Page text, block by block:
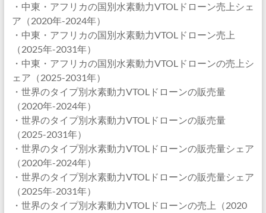
・中東・アフリカの国別水素動力VTOLドローン売上シェ
ア（2020年-2024年）
・中東・アフリカの国別水素動力VTOLドローン売上
（2025年-2031年）
・中東・アフリカの国別水素動力VTOLドローンの売上シ
ェア（2025-2031年）
・世界のタイプ別水素動力VTOLドローンの販売量
（2020年-2024年）
・世界のタイプ別水素動力VTOLドローンの販売量
（2025-2031年）
・世界のタイプ別水素動力VTOLドローンの販売量シェア
（2020年-2024年）
・世界のタイプ別水素動力VTOLドローンの販売量シェア
（2025年-2031年）
・世界のタイプ別水素動力VTOLドローンの売上（2020